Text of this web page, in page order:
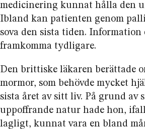
medicin­ering kunnat hålla den
Ibland kan patienten genom
sova den sista tiden. Informa­tion
framkomma tydligare.
Den brittiske läkaren berättade
mormor, som behövde mycket
sista året av sitt liv. På grund av
uppoffrande natur hade hon,
lagligt, kunnat vara en bland